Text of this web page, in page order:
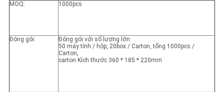
MOQ: 1000pcs
Đóng gói:
Đóng gói với số lượng lớn:
50 máy tính / hộp, 20box / Carton, tổng 1000pcs /
Carton,
carton Kích thước 360 * 185 * 220mm